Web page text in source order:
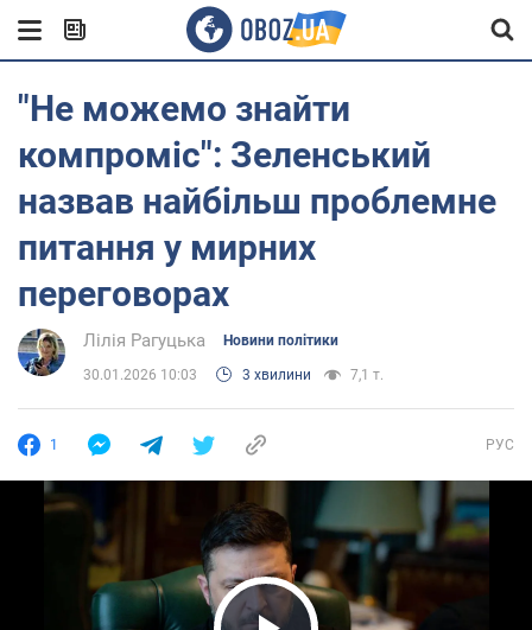
"Не можемо знайти
компроміс": Зеленський
назвав найбільш проблемне
питання у мирних
переговорах
Лілія Рагуцька Новини політики
30.01.2026 10:03 3 хвилини 7,1 т.
1 РУС